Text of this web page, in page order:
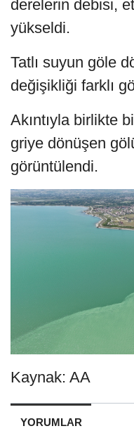
derelerin debisi,
yükseldi.
Tatlı suyun göle
değişikliği farklı
Akıntıyla birlikte
griye dönüşen
görüntülendi.
Kaynak: AA
YORUMLAR